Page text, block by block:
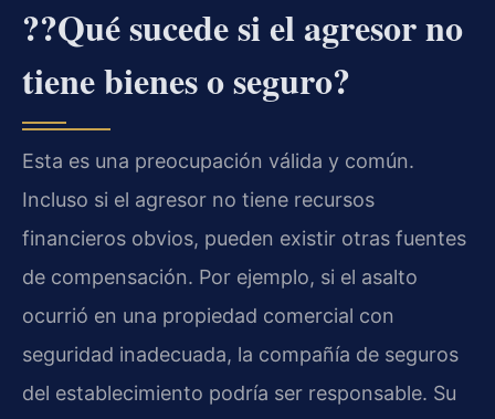
??Qué sucede si el agresor no
tiene bienes o seguro?
Esta es una preocupación válida y común.
Incluso si el agresor no tiene recursos
financieros obvios, pueden existir otras fuentes
de compensación. Por ejemplo, si el asalto
ocurrió en una propiedad comercial con
seguridad inadecuada, la compañía de seguros
del establecimiento podría ser responsable. Su